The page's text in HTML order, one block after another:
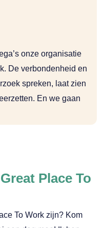
onze organisatie
De verbondenheid en
spreken, laat zien
En we gaan
Great Place To
To Work zijn? Kom